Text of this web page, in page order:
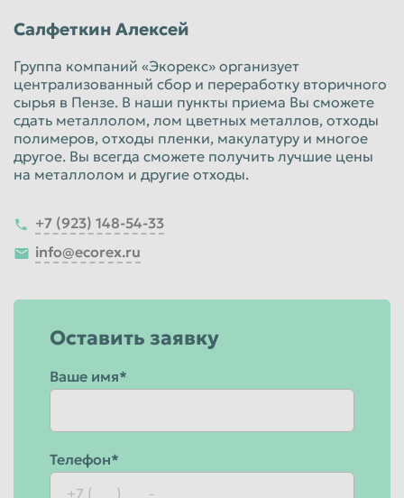
Салфеткин Алексей
Группа компаний «Экорекс» организует
централизованный сбор и переработку вторичного
сырья в Пензе. В наши пункты приема Вы сможете
сдать металлолом, лом цветных металлов, отходы
полимеров, отходы пленки, макулатуру и многое
другое. Вы всегда сможете получить лучшие цены
на металлолом и другие отходы.
+7 (923) 148-54-33
info@ecorex.ru
Оставить заявку
Ваше имя*
Телефон*